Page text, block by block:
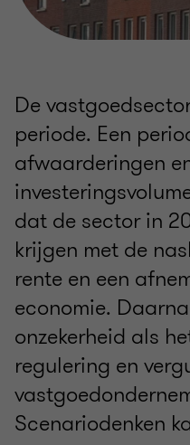
De
periode. Een
afwaarderingen
dat de sector in
krijgen met de
rente en een
economie.
onzekerheid als
regulering en
Scenariodenken